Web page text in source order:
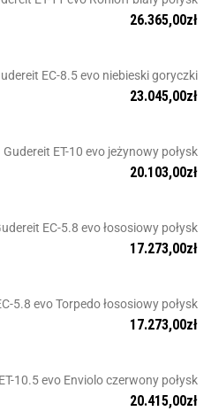
26.365,00zł
EC-8.5 evo niebieski goryczki
23.045,00zł
Gudereit ET-10 evo jeżynowy połysk
20.103,00zł
EC-5.8 evo łososiowy połysk
17.273,00zł
5.8 evo Torpedo łososiowy połysk
17.273,00zł
10.5 evo Enviolo czerwony połysk
20.415,00zł